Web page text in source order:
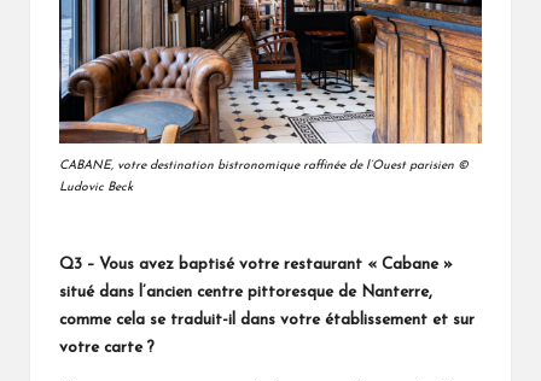
CABANE, votre destination bistronomique raffinée de l’Ouest parisien ©
Ludovic Beck
Q3 – Vous avez baptisé votre restaurant « Cabane »
situé dans l’ancien centre pittoresque de Nanterre,
comme cela se traduit-il dans votre établissement et sur
votre carte ?